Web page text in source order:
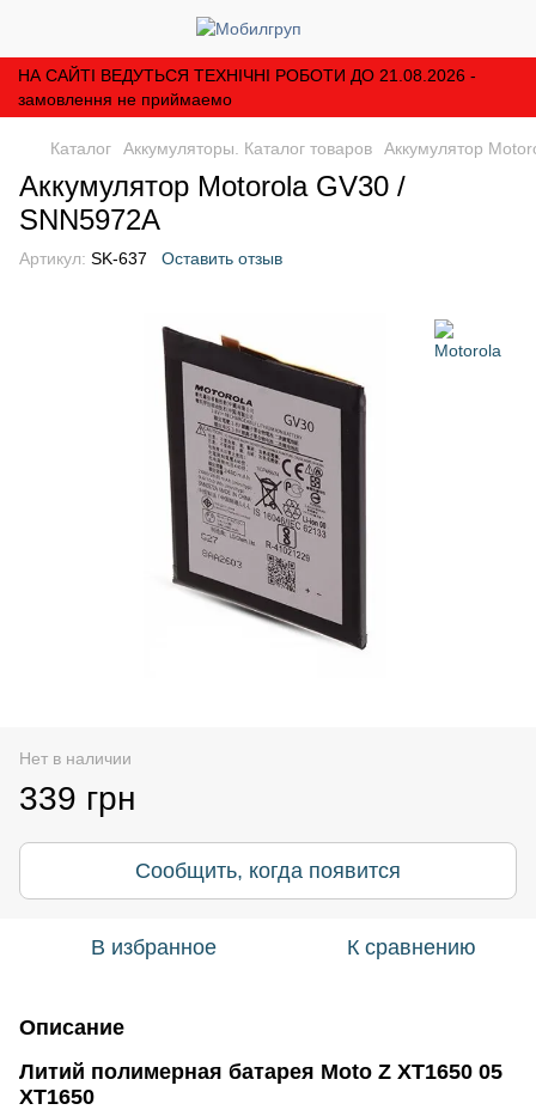
НА САЙТІ ВЕДУТЬСЯ ТЕХНІЧНІ РОБОТИ ДО 21.08.2026 -
замовлення не приймаемо
Каталог Аккумуляторы. Каталог товаров Аккумулятор
Аккумулятор Motorola GV30 /
SNN5972A
Артикул: SK-637 Оставить отзыв
Нет в наличии
339 грн
Сообщить, когда появится
В избранное К сравнению
Описание
Литий полимерная батарея Moto Z XT1650 05
XT1650